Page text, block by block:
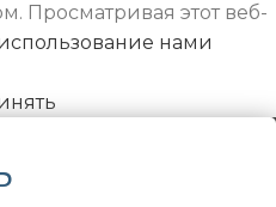
Просматривая этот веб-
нами